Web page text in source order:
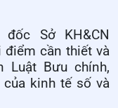
Sở KH&CN
điểm cần thiết và
Luật Bưu chính,
kinh tế số và